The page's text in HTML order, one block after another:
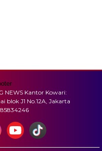
NEWS Kantor Kowari:
blok J1 No.12A, Jakarta